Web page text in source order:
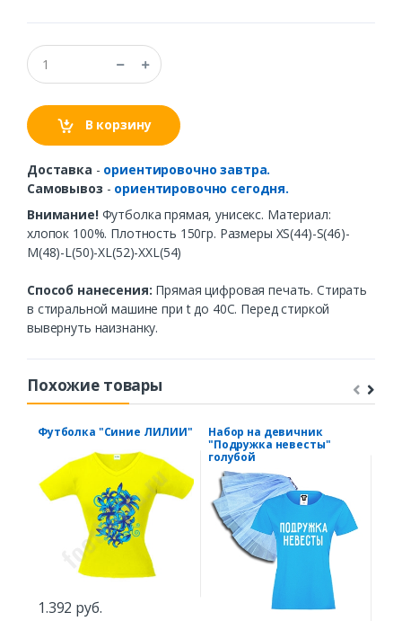
В корзину
Доставка - ориентировочно завтра.
Самовывоз - ориентировочно сегодня.
Внимание! Футболка прямая, унисекс. Материал:
хлопок 100%. Плотность 150гр. Размеры XS(44)-S(46)-
M(48)-L(50)-XL(52)-XXL(54)
Способ нанесения: Прямая цифровая печать. Стирать
в стиральной машине при t до 40С. Перед стиркой
вывернуть наизнанку.
Похожие товары
Футболка "Синие ЛИЛИИ"
1.392 руб.
Набор на девичник
"Подружка невесты"
голубой